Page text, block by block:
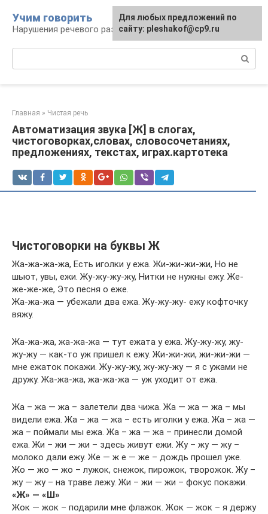
контенту
Учим говорить
Нарушения речевого развития
Главная » Чистая речь
Автоматизация звука [Ж] в слогах,
чистоговорках,словах, словосочетаниях,
предложениях, текстах, играх.картотека
Чистоговорки на буквы Ж
Жа-жа-жа-жа, Есть иголки у ежа. Жи-жи-жи-жи, Но не
шьют, увы, ежи. Жу-жу-жу-жу, Нитки не нужны ежу. Же-
же-же-же, Это песня о еже.
Жа-жа-жа — убежали два ежа. Жу-жу-жу- ежу кофточку
вяжу.
Жа-жа-жа, жа-жа-жа — тут ежата у ежа. Жу-жу-жу, жу-
жу-жу — как-то уж пришел к ежу. Жи-жи-жи, жи-жи-жи —
мне ежаток покажи. Жу-жу-жу, жу-жу-жу — я с ужами не
дружу. Жа-жа-жа, жа-жа-жа — уж уходит от ежа.
Жа – жа — жа – залетели два чижа. Жа — жа — жа – мы
видели ежа. Жа – жа — жа – есть иголки у ежа. Жа – жа —
жа – поймали мы ежа. Жа – жа — жа – принесли домой
ежа. Жи – жи — жи – здесь живут ежи. Жу – жу — жу –
молоко дали ежу. Же — ж е — же – дождь прошел уже.
Жо — жо — жо – лужок, снежок, пирожок, творожок. Жу –
жу — жу – на траве лежу. Жи – жи — жи – фокус покажи.
«Ж» — «Ш»
Жок — жок – подарили мне флажок. Жок — жок – я держу
Для любых предложений по
сайту: pleshakof@cp9.ru